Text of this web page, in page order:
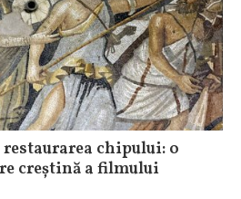
restaurarea chipului: o
creștină a filmului